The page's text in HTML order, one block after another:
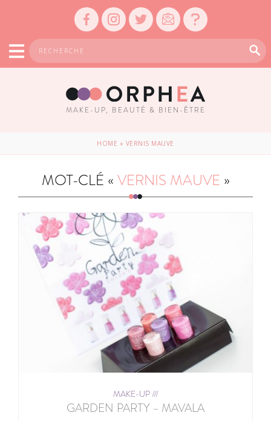
MAKE-UP, BEAUTÉ & BIEN-ÊTRE
HOME » VERNIS MAUVE
MOT-CLÉ « VERNIS MAUVE »
MAKE-UP ///
GARDEN PARTY – MAVALA